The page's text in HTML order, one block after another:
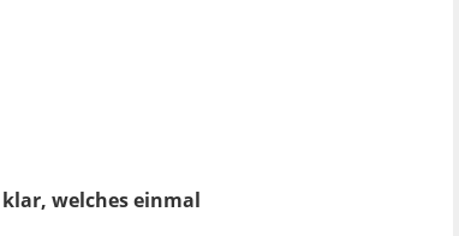
klar, welches einmal